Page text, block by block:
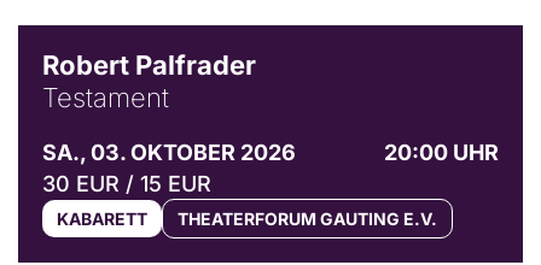
Robert Palfrader
Testament
SA., 03. OKTOBER 2026
20:00 UHR
30 EUR / 15 EUR
KABARETT THEATERFORUM GAUTING E.V.